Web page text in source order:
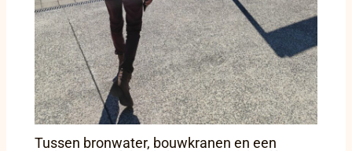
Tussen bronwater, bouwkranen en een